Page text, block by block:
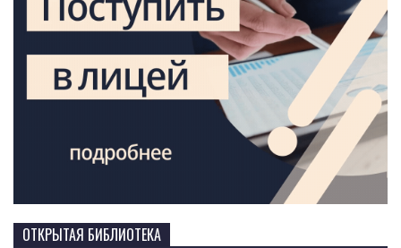
ОТКРЫТАЯ БИБЛИОТЕКА